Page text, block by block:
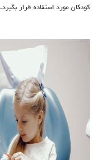
کودکان مورد استفاده قرار بگیرد.